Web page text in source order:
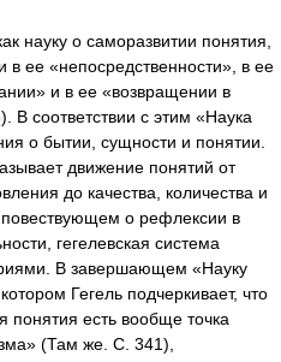
науку о саморазвитии понятия,
ее «непосредственности», в ее
и в ее «возвращении в
соответствии с этим «Наука
о бытии, сущности и понятии.
движение понятий от
до качества, количества и
о рефлексии в
гегелевская система
В завершающем «Науку
Гегель подчеркивает, что
понятия есть вообще точка
(Там же. С. 341),